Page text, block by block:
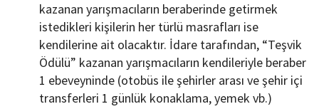
kazanan yarışmacıların beraberinde getirmek
istedikleri kişilerin her türlü masrafları ise
kendilerine ait olacaktır. İdare tarafından, “Teşvik
Ödülü” kazanan yarışmacıların kendileriyle beraber
1 ebeveyninde (otobüs ile şehirler arası ve şehir içi
transferleri 1 günlük konaklama, yemek vb.)